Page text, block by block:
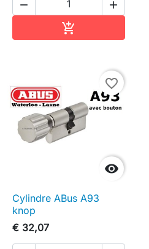
 


favorite_border
Cylindre ABus A93
knop
€ 32,07